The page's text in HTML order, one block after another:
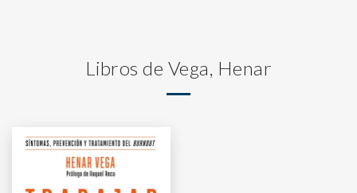
Libros de Vega, Henar